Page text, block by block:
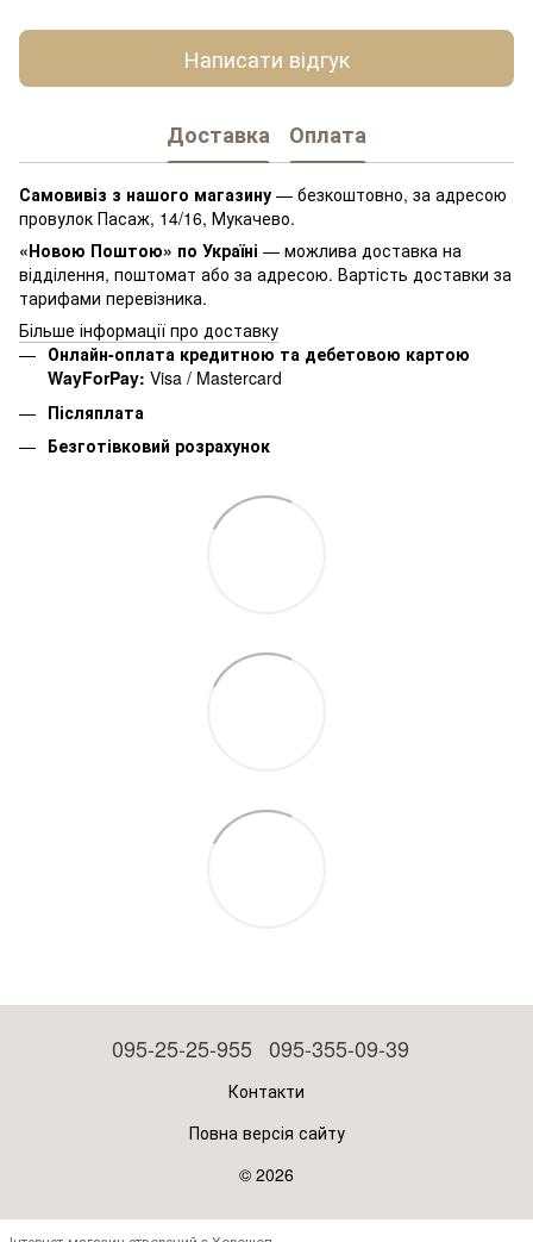
Написати відгук
Доставка Оплата
Самовивіз з нашого магазину — безкоштовно, за адресою
провулок Пасаж, 14/16, Мукачево.
«Новою Поштою» по Україні — можлива доставка на
відділення, поштомат або за адресою. Вартість доставки за
тарифами перевізника.
Більше інформації про доставку
Онлайн-оплата кредитною та дебетовою картою
WayForPay: Visa / Mastercard
Післяплата
Безготівковий розрахунок
095-25-25-955 095-355-09-39
Контакти
Повна версія сайту
© 2026